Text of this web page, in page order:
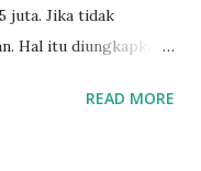
juta. Jika tidak
Hal itu diungkapkan
mengatakan, ada
READ MORE